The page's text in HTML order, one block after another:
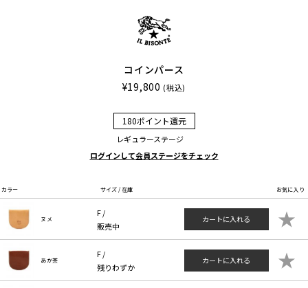
コインパース
¥19,800 (税込)
180ポイント還元
レギュラーステージ
ログインして会員ステージをチェック
カラー サイズ / 在庫 お気に入り
ヌメ
F /
販売中
カートに入れる ★
あか茶
F /
残りわずか
カートに入れる ★